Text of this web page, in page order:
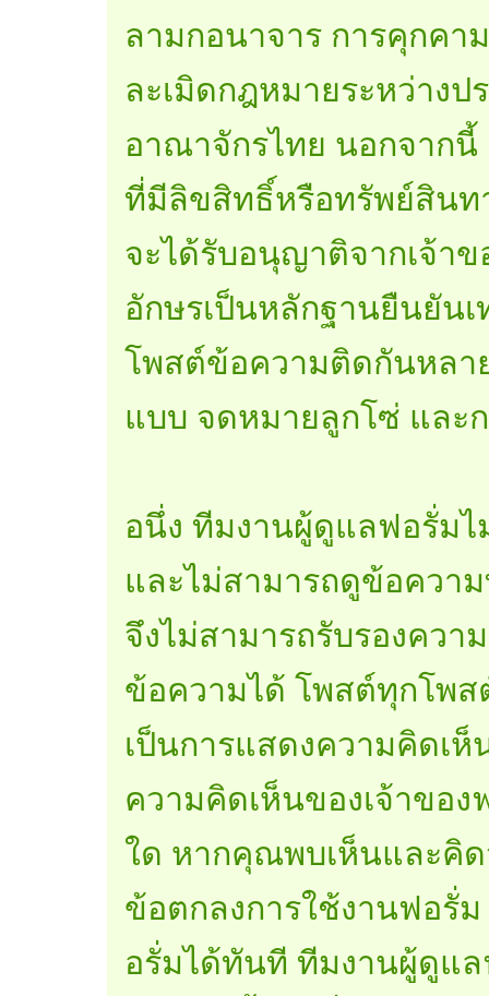
ลามกอนาจาร การคุกคา
ละเมิดกฎหมายระหว่างป
อาณาจักรไทย นอกจาก
ที่มีลิขสิทธิ์หรือทรัพย์สินท
จะได้รับอนุญาติจากเจ้า
อักษรเป็นหลักฐานยืนยัน
โพสต์ข้อความติดกันหลา
แบบ จดหมายลูกโซ่ และ
อนึ่ง ทีมงานผู้ดูแลฟอรั่ม
และไม่สามารถดูข้อควา
จึงไม่สามารถรับรองคว
ข้อความได้ โพสต์ทุกโพ
เป็นการแสดงความคิดเห็
ความคิดเห็นของเจ้าขอ
ใด หากคุณพบเห็นและคิ
ข้อตกลงการใช้งานฟอรั่
อรั่มได้ทันที ทีมงานผู้ดูแ